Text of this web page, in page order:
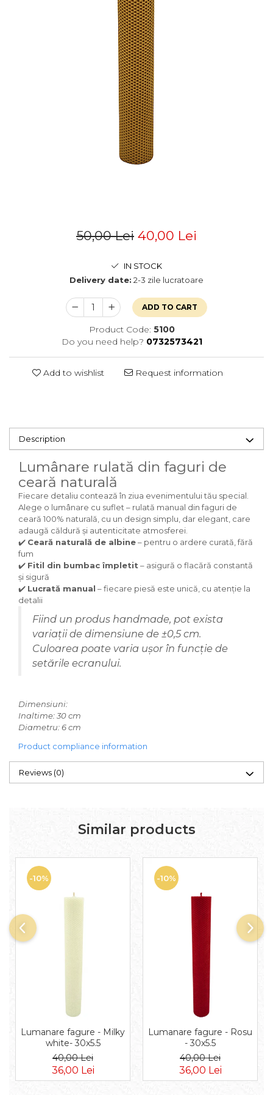
50,00 Lei 40,00 Lei
IN STOCK
Delivery date: 2-3 zile lucratoare
ADD TO CART
Product Code: 5100
Do you need help? 0732573421
Add to wishlist Request information
Description
Lumânare rulată din faguri de
ceară naturală
Fiecare detaliu contează în ziua evenimentului tău special.
Alege o lumânare cu suflet – rulată manual din faguri de
ceară 100% naturală, cu un design simplu, dar elegant, care
adaugă căldură și autenticitate atmosferei.
✔️ Ceară naturală de albine– pentru o ardere curată, fără
fum
✔️ Fitil din bumbac împletit – asigură o flacără constantă
și sigură
✔️ Lucrată manual – fiecare piesă este unică, cu atenție la
detalii
Fiind un produs handmade, pot exista
variații de dimensiune de ±0,5 cm.
Culoarea poate varia ușor în funcție de
setările ecranului.
Dimensiuni:
Inaltime: 30 cm
Diametru: 6 cm
Product compliance information
Reviews (0)
Similar products
-10%
Lumanare fagure - Milky
white- 30x5.5
40,00 Lei
36,00 Lei
-10%
Lumanare fagure - Rosu
- 30x5.5
40,00 Lei
36,00 Lei